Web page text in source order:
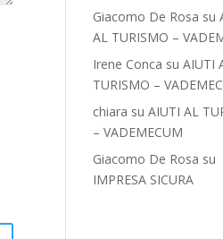
Giacomo De Rosa su
AL TURISMO –
Irene Conca suAIUTI
TURISMO –
chiara suAIUTI AL
– VADEMECUM
Giacomo De Rosa su
IMPRESA SICURA